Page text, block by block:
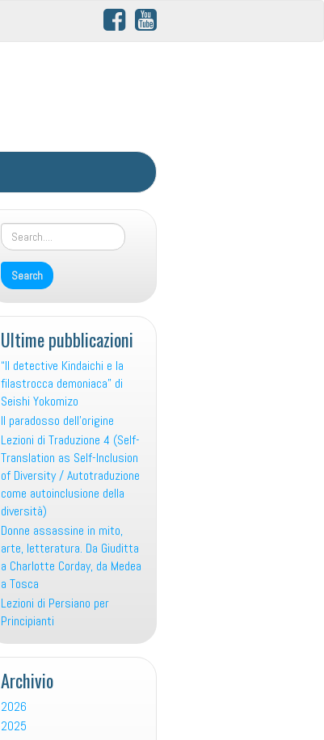
Ultime pubblicazioni
“Il detective Kindaichi e la
filastrocca demoniaca” di
Seishi Yokomizo
Il paradosso dell’origine
Lezioni di Traduzione 4 (Self-
Translation as Self-Inclusion
of Diversity / Autotraduzione
come autoinclusione della
diversità)
Donne assassine in mito,
arte, letteratura. Da Giuditta
a Charlotte Corday, da Medea
a Tosca
Lezioni di Persiano per
Principianti
Archivio
2026
2025